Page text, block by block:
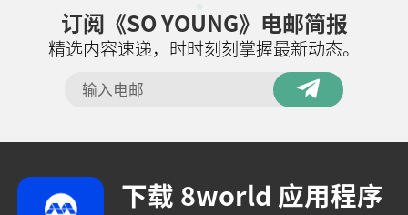
订阅《SO YOUNG》电邮简报
精选内容速递，时时刻刻掌握最新动态。
下载 8world 应用程序